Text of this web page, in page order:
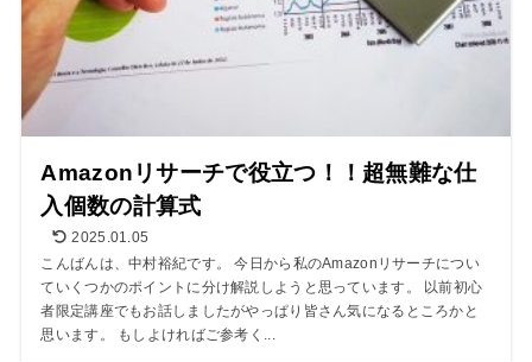
Amazonリサーチで役立つ！！超無難な仕
入個数の計算式
2025.01.05
こんばんは、中村裕紀です。 今日から私のAmazonリサーチについ
ていくつかのポイントに分け解説しようと思っています。 以前初心
者限定講座でもお話しましたがやっぱり皆さん気になるところかと
思います。 もしよければご参考く...